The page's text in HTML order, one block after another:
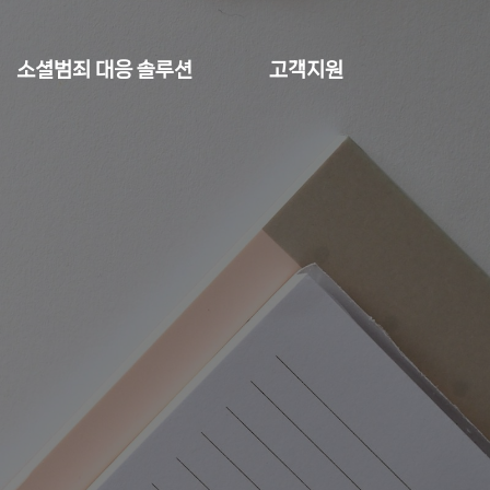
소셜범죄 대응 솔루션 고객지원